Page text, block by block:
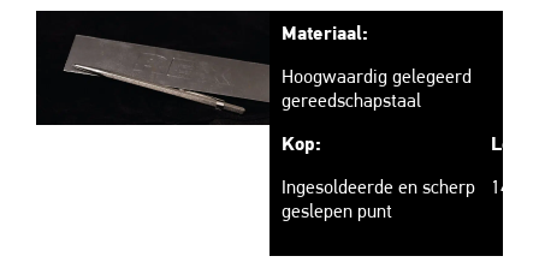
Materiaal:
Hoogwaardig gelegeerd
gereedschapstaal
Kop:
Ingesoldeerde en scherp
geslepen punt
145